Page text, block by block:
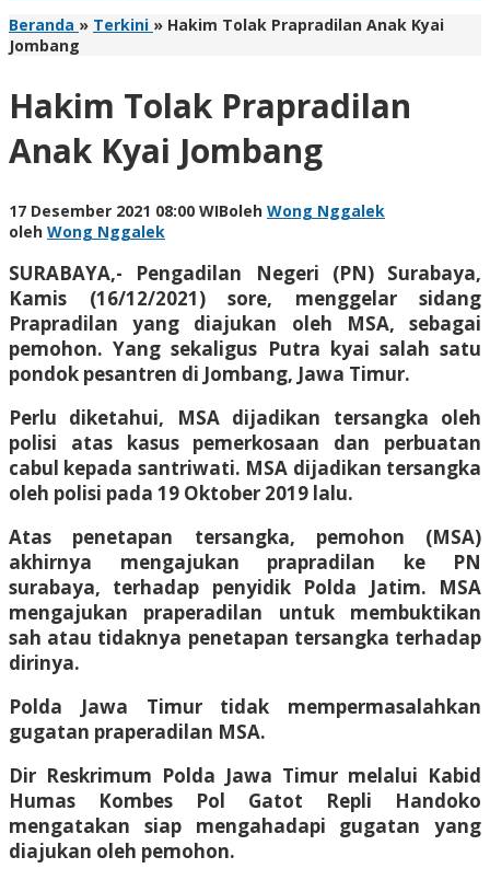
Beranda » Terkini » Hakim Tolak Prapradilan Anak Kyai
Jombang
Hakim Tolak Prapradilan
Anak Kyai Jombang
17 Desember 2021 08:00 WIBoleh Wong Nggalek
oleh Wong Nggalek
SURABAYA,- Pengadilan Negeri (PN) Surabaya,
Kamis (16/12/2021) sore, menggelar sidang
Prapradilan yang diajukan oleh MSA, sebagai
pemohon. Yang sekaligus Putra kyai salah satu
pondok pesantren di Jombang, Jawa Timur.
Perlu diketahui, MSA dijadikan tersangka oleh
polisi atas kasus pemerkosaan dan perbuatan
cabul kepada santriwati. MSA dijadikan tersangka
oleh polisi pada 19 Oktober 2019 lalu.
Atas penetapan tersangka, pemohon (MSA)
akhirnya mengajukan prapradilan ke PN
surabaya, terhadap penyidik Polda Jatim. MSA
mengajukan praperadilan untuk membuktikan
sah atau tidaknya penetapan tersangka terhadap
dirinya.
Polda Jawa Timur tidak mempermasalahkan
gugatan praperadilan MSA.
Dir Reskrimum Polda Jawa Timur melalui Kabid
Humas Kombes Pol Gatot Repli Handoko
mengatakan siap mengahadapi gugatan yang
diajukan oleh pemohon.